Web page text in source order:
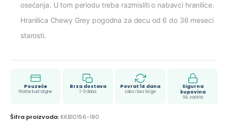
osećanja. U tom periodu treba razmisliti o nabavci hranilice.
Hranilica Chewy Grey pogodna za decu od 6 do 36 meseci
starosti.
Pouzeće
Platite kad stigne
Brza dostava
1–3 dana
Povrat 14 dana
Lako i bez brige
Sigurna
kupovina
SSL zaštita
Šifra proizvoda: KKB10156-180